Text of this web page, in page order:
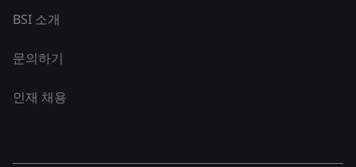
BSI 소개
문의하기
인재 채용